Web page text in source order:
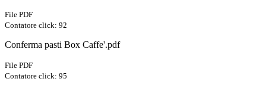
File PDF
Contatore click: 92
Conferma pasti Box Caffe'.pdf
File PDF
Contatore click: 95